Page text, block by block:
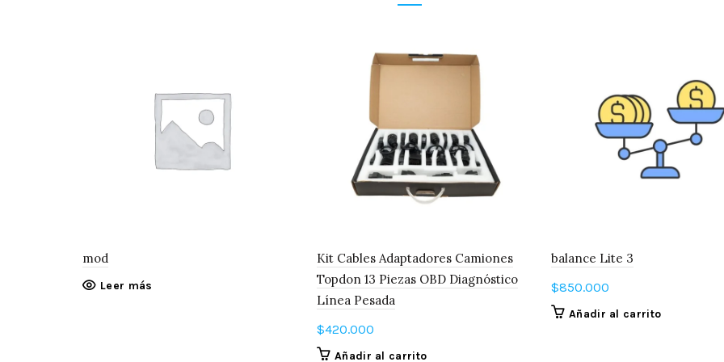
mod
Leer más
Kit Cables Adaptadores Camiones
Topdon 13 Piezas OBD Diagnóstico
Línea Pesada
$420.000
Añadir al carrito
balance Lite 3
$850.000
Añadir al carrito